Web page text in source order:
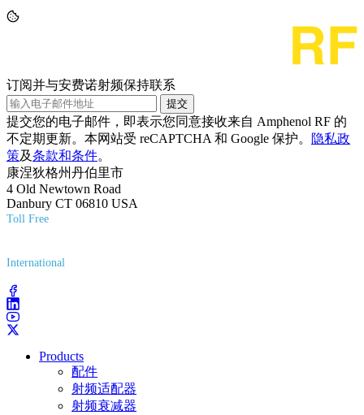
订阅并与安费诺射频保持联系
提交
提交您的电子邮件，即表示您同意接收来自 Amphenol RF 的
不定期更新。本网站受 reCAPTCHA 和 Google 保护。
隐私政
策及条款和条件。
康涅狄格州丹伯里市
4 Old Newtown Road
Danbury CT 06810 USA
Toll Free
International
Products
配件
射频适配器
射频衰减器